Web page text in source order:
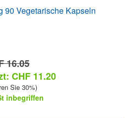
90 Vegetarische Kapseln
16.05
CHF 11.20
Sie 30%)
inbegriffen